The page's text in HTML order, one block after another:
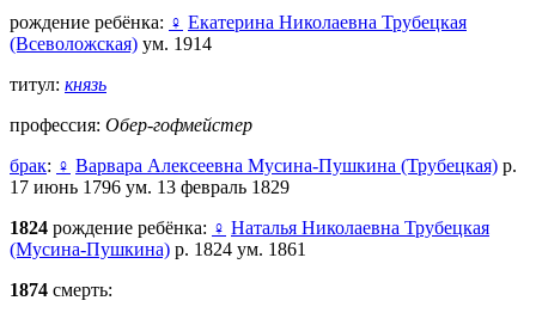
рождение ребёнка: ♀ Екатерина Николаевна Трубецкая
(Всеволожская) ум. 1914
титул: князь
профессия: Обер-гофмейстер
брак: ♀ Варвара Алексеевна Мусина-Пушкина (Трубецкая) р.
17 июнь 1796 ум. 13 февраль 1829
1824 рождение ребёнка: ♀ Наталья Николаевна Трубецкая
(Мусина-Пушкина) р. 1824 ум. 1861
1874 смерть: